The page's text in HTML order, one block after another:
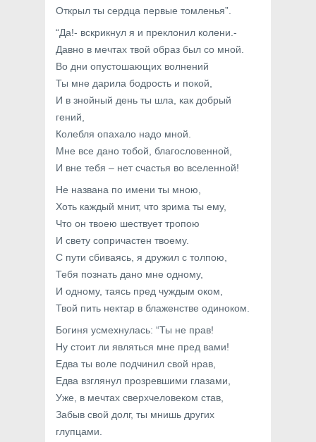
Открыл ты сердца первые томленья”.
“Да!- вскрикнул я и преклонил колени.-
Давно в мечтах твой образ был со мной.
Во дни опустошающих волнений
Ты мне дарила бодрость и покой,
И в знойный день ты шла, как добрый
гений,
Колебля опахало надо мной.
Мне все дано тобой, благословенной,
И вне тебя – нет счастья во вселенной!
Не названа по имени ты мною,
Хоть каждый мнит, что зрима ты ему,
Что он твоею шествует тропою
И свету сопричастен твоему.
С пути сбиваясь, я дружил с толпою,
Тебя познать дано мне одному,
И одному, таясь пред чуждым оком,
Твой пить нектар в блаженстве одиноком.
Богиня усмехнулась: “Ты не прав!
Ну стоит ли являться мне пред вами!
Едва ты воле подчинил свой нрав,
Едва взглянул прозревшими глазами,
Уже, в мечтах сверхчеловеком став,
Забыв свой долг, ты мнишь других
глупцами.